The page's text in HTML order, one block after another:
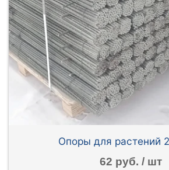
Опоры для растений
62 руб. / шт